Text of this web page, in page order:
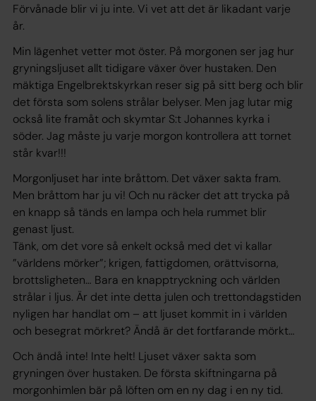
Förvånade blir vi ju inte. Vi vet att det är likadant varje
år.
Min lägenhet vetter mot öster. På morgonen ser jag hur
gryningsljuset allt tidigare växer över hustaken. Den
mäktiga Engelbrektskyrkan reser sig på sitt berg och blir
det första som solens strålar belyser. Men jag lutar mig
också lite framåt och skymtar S:t Johannes kyrka i
söder. Jag måste ju varje morgon kontrollera att tornet
står kvar!!!
Morgonljuset har inte bråttom. Det växer sakta fram.
Men bråttom har ju vi! Och nu räcker det att trycka på
en knapp så tänds en lampa och hela rummet blir
genast ljust.
Tänk, om det vore så enkelt också med det vi kallar
”världens mörker”; krigen, fattigdomen, orättvisorna,
brottsligheten… Bara en knapptryckning och världen
strålar i ljus. Är det inte detta julen och trettondagstiden
nyligen har handlat om – att ljuset kommit in i världen
och besegrat mörkret? Ändå är det fortfarande mörkt…
Och ändå inte! Inte helt! Ljuset växer sakta som
gryningen över hustaken. De första skiftningarna på
morgonhimlen bär på löften om en ny dag i en ny tid.